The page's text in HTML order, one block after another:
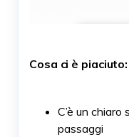
Cosa ci è piaciuto:
C’è un
passaggi